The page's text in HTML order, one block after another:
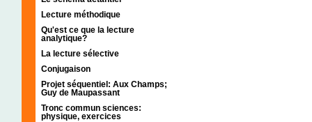
Lecture méthodique
Qu'est ce que la lecture
analytique?
La lecture sélective
Conjugaison
Projet séquentiel: Aux Champs;
Guy de Maupassant
Tronc commun sciences:
physique, exercices